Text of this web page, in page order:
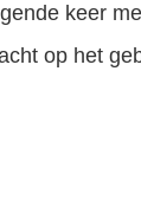
keer
op het